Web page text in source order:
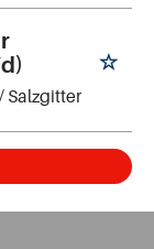
/ Salzgitter